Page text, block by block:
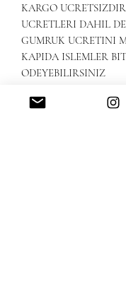
KARGO
UCRETLERI DAHIL
GUMRUK UCRETINI
KAPIDA ISLEMLER
ODEYEBILIRSINIZ
ODEYEBILIRSINIZ